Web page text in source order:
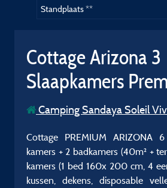
Standplaats **
Cottage Arizona 3
Slaapkamers
Camping Sandaya Soleil
Cottage PREMIUM ARIZONA
kamers + 2 badkamers (40m² +
kamers (1 bed 160x 200 cm, 4
kussen, dekens, disposable